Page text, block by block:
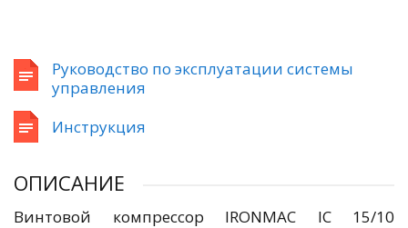
Руководство по эксплуатации системы
управления
Инструкция
ОПИСАНИЕ
Винтовой компрессор IRONMAC IC 15/10